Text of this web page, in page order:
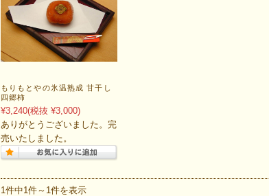
もりもとやの氷温熟成 甘干し
四郷柿
¥3,240(税抜 ¥3,000)
ありがとうございました。完
売いたしました。
1件中1件～1件を表示